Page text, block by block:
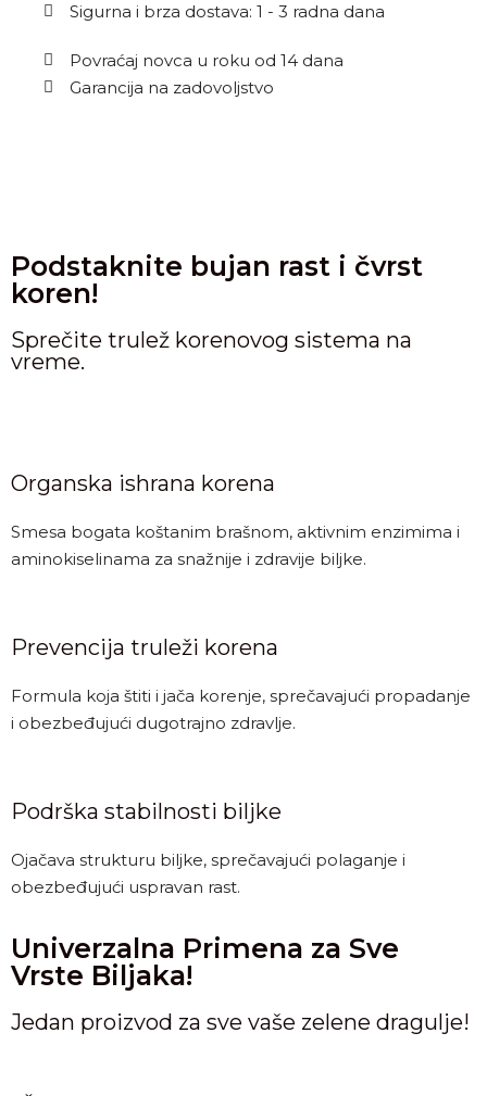
Sigurna i brza dostava: 1 - 3 radna dana
Povraćaj novca u roku od 14 dana
Garancija na zadovoljstvo
Podstaknite bujan rast i čvrst
koren!
Sprečite trulež korenovog sistema na
vreme.
Organska ishrana korena
Smesa bogata koštanim brašnom, aktivnim enzimima i
aminokiselinama za snažnije i zdravije biljke.
Prevencija truleži korena
Formula koja štiti i jača korenje, sprečavajući propadanje
i obezbeđujući dugotrajno zdravlje.
Podrška stabilnosti biljke
Ojačava strukturu biljke, sprečavajući polaganje i
obezbeđujući uspravan rast.
Univerzalna Primena za Sve
Vrste Biljaka!
Jedan proizvod za sve vaše zelene dragulje!